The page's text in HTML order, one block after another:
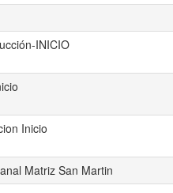
INICIO
Inicio
Matriz San Martin